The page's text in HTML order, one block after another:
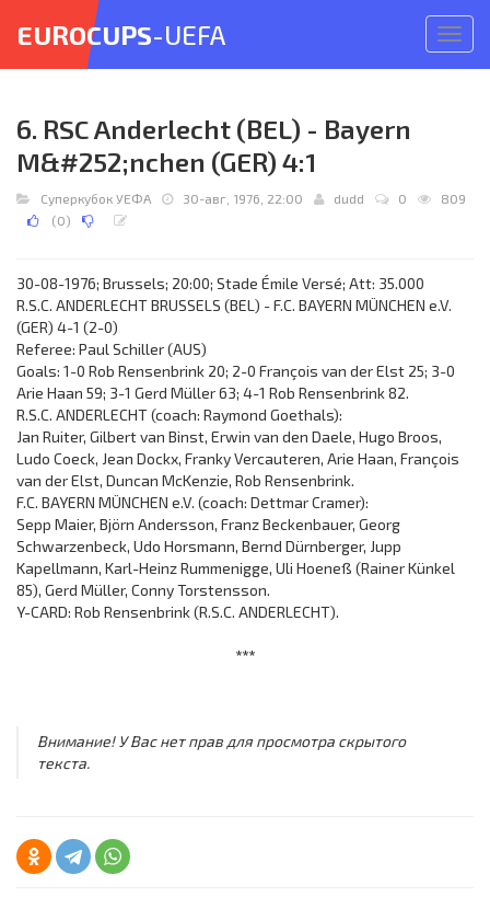
меню
EUROCUPS-UEFA
6. RSC Anderlecht (BEL) - Bayern
M&#252;nchen (GER) 4:1
Суперкубок УЕФА 30-авг, 1976, 22:00 dudd 0
809
(0)
30-08-1976; Brussels; 20:00; Stade Émile Versé; Att: 35.000
R.S.C. ANDERLECHT BRUSSELS (BEL) - F.C. BAYERN MÜNCHEN e.V.
(GER) 4-1 (2-0)
Referee: Paul Schiller (AUS)
Goals: 1-0 Rob Rensenbrink 20; 2-0 François van der Elst 25; 3-0
Arie Haan 59; 3-1 Gerd Müller 63; 4-1 Rob Rensenbrink 82.
R.S.C. ANDERLECHT (coach: Raymond Goethals):
Jan Ruiter, Gilbert van Binst, Erwin van den Daele, Hugo Broos,
Ludo Coeck, Jean Dockx, Franky Vercauteren, Arie Haan, François
van der Elst, Duncan McKenzie, Rob Rensenbrink.
F.C. BAYERN MÜNCHEN e.V. (coach: Dettmar Cramer):
Sepp Maier, Björn Andersson, Franz Beckenbauer, Georg
Schwarzenbeck, Udo Horsmann, Bernd Dürnberger, Jupp
Kapellmann, Karl-Heinz Rummenigge, Uli Hoeneß (Rainer Künkel
85), Gerd Müller, Conny Torstensson.
Y-CARD: Rob Rensenbrink (R.S.C. ANDERLECHT).
***
Внимание! У Вас нет прав для просмотра скрытого
текста.